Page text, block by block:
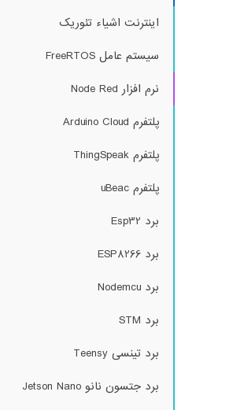
اینترنت اشیاء تئوریک
سیستم عامل FreeRTOS
نرم افزار Node Red
پلتفرم Arduino Cloud
پلتفرم ThingSpeak
پلتفرم uBeac
برد Esp32
برد ESP8266
برد Nodemcu
برد STM
برد تینسی Teensy
برد جتسون نانو Jetson Nano